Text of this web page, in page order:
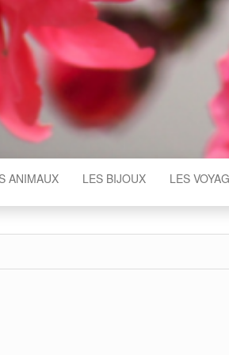
ANIMAUX LES BIJOUX LES